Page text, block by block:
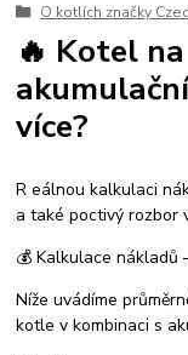
O kotlích značky
🔥 Kotel
více?
R eálnou kalkulaci
a také poctivý rozbor
💰 Kalkulace nákladů
Níže uvádíme
kotle v kombinaci s